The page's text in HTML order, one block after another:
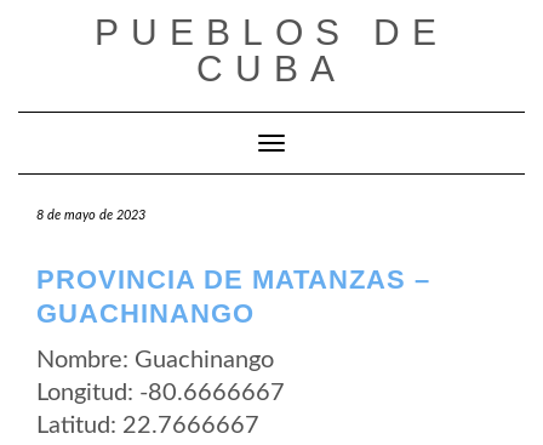
PUEBLOS DE
CUBA
Cambiar modo de navegación
8 de mayo de 2023
PROVINCIA DE MATANZAS –
GUACHINANGO
Nombre: Guachinango
Longitud: -80.6666667
Latitud: 22.7666667